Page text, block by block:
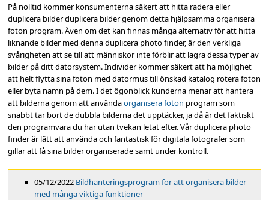
På nolltid kommer konsumenterna säkert att hitta radera eller
duplicera bilder duplicera bilder genom detta hjälpsamma organisera
foton program. Även om det kan finnas många alternativ för att hitta
liknande bilder med denna duplicera photo finder, är den verkliga
svårigheten att se till att människor inte förblir att lagra dessa typer av
bilder på ditt datorsystem. Individer kommer säkert att ha möjlighet
att helt flytta sina foton med datormus till önskad katalog rotera foton
eller byta namn på dem. I det ögonblick kunderna menar att hantera
att bilderna genom att användaorganisera foton program som
snabbt tar bort de dubbla bilderna det upptäcker, ja då är det faktiskt
den programvara du har utan tvekan letat efter. Vår duplicera photo
finder är lätt att använda och fantastisk för digitala fotografer som
gillar att få sina bilder organiserade samt under kontroll.
05/12/2022 Bildhanteringsprogram för att organisera bilder
med många viktiga funktioner